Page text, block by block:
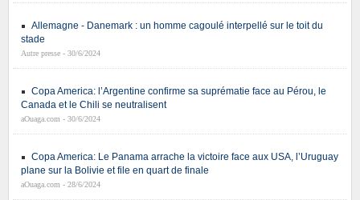
Allemagne - Danemark : un homme cagoulé interpellé sur le toit du
stade
Autre presse - 30/6/2024
Copa America: l’Argentine confirme sa suprématie face au Pérou, le
Canada et le Chili se neutralisent
aOuaga.com - 30/6/2024
Copa America: Le Panama arrache la victoire face aux USA, l’Uruguay
plane sur la Bolivie et file en quart de finale
aOuaga.com - 28/6/2024